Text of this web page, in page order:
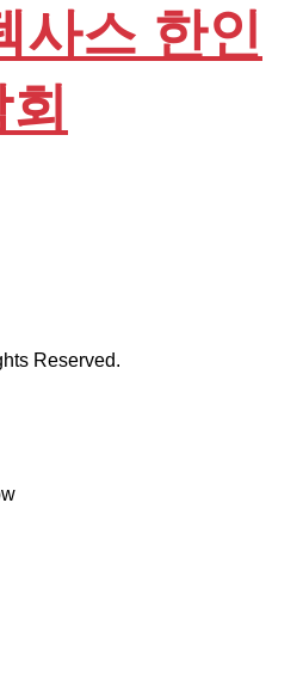
사스 한인
Reserved.